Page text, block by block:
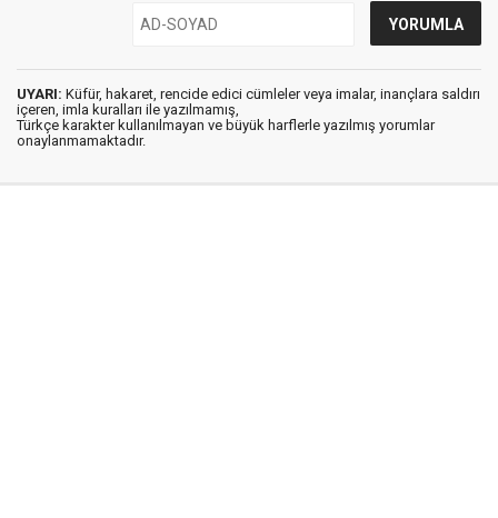
UYARI: Küfür, hakaret, rencide edici cümleler veya imalar, inançlara saldırı
içeren, imla kuralları ile yazılmamış,
Türkçe karakter kullanılmayan ve büyük harflerle yazılmış yorumlar
onaylanmamaktadır.